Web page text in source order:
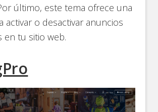
último, este tema ofrece una
activar o desactivar anuncios
en tu sitio web.